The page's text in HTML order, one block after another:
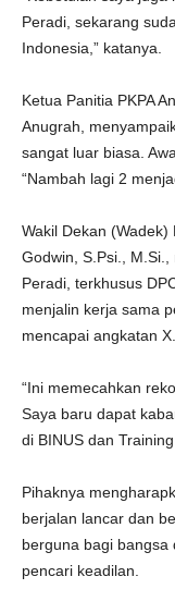
Peradi, sekarang
Indonesia,” katanya.
Ketua Panitia PKPA
Anugrah,
sangat luar biasa.
“Nambah lagi 2
Wakil Dekan
Godwin, S.Psi.,
Peradi, terkhusus
menjalin kerja sama
mencapai angkatan X.
“Ini memecahkan
Saya baru dapat
di BINUS dan
Pihaknya
berjalan lancar dan
berguna bagi bangsa
pencari keadilan.